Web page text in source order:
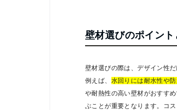
壁材選びのポイント
壁材選びの際は、デザイン性
例えば、 水回りには耐水性や
や耐熱性の高い壁材がおすす
ぶことが重要となります。コ